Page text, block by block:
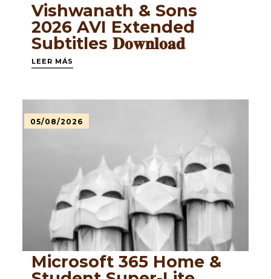
Vishwanath & Sons
2026 AVI Extended
Subtitles 𝐃𝐨𝐰𝐧𝐥𝐨𝐚𝐝
LEER MÁS
05/08/2026
Microsoft 365 Home &